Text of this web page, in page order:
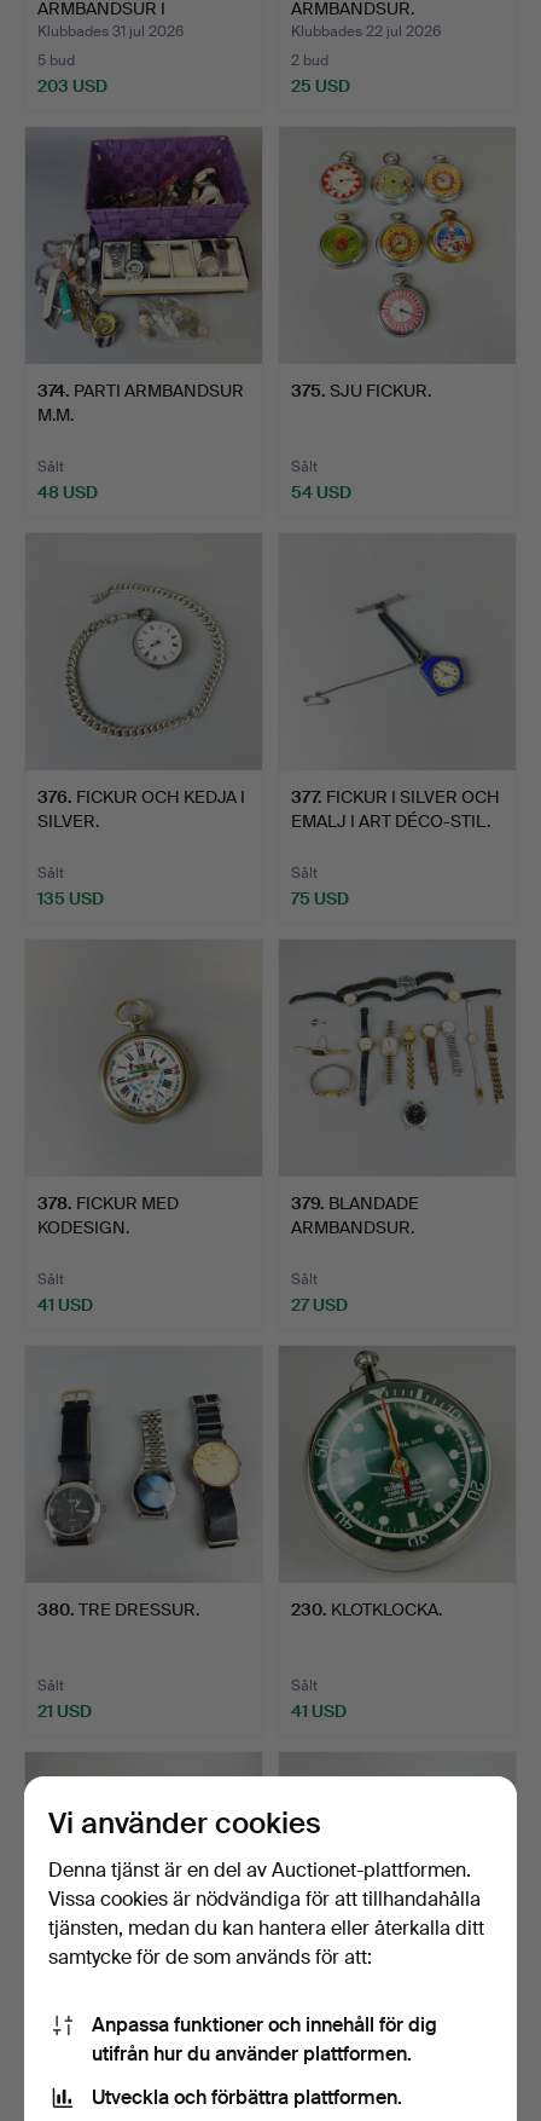
ARMBANDSUR I
GULGULDPLÄTERING.
Klubbades 31 jul 2026
5 bud
203 USD
ARMBANDSUR.
Klubbades 22 jul 2026
2 bud
25 USD
374. PARTI ARMBANDSUR
M.M.
Sålt
48 USD
375. SJU FICKUR.
Sålt
54 USD
376. FICKUR OCH KEDJA I
SILVER.
Sålt
135 USD
377. FICKUR I SILVER OCH
EMALJ I ART DÉCO-STIL.
Sålt
75 USD
378. FICKUR MED
KODESIGN.
Sålt
41 USD
379. BLANDADE
ARMBANDSUR.
Sålt
27 USD
380. TRE DRESSUR.
Sålt
21 USD
230. KLOTKLOCKA.
Sålt
41 USD
234.
TVÅ ART DÉCO-
KLOCKOR.
Sålt
235. TVÅ ART DÉCO-
Sålt
Vi använder cookies
Denna tjänst är en del av Auctionet-plattformen.
Vissa cookies är nödvändiga för att tillhandahålla
tjänsten, medan du kan hantera eller återkalla ditt
samtycke för de som används för att:
Anpassa funktioner och innehåll för dig
utifrån hur du använder plattformen.
Utveckla och förbättra plattformen.